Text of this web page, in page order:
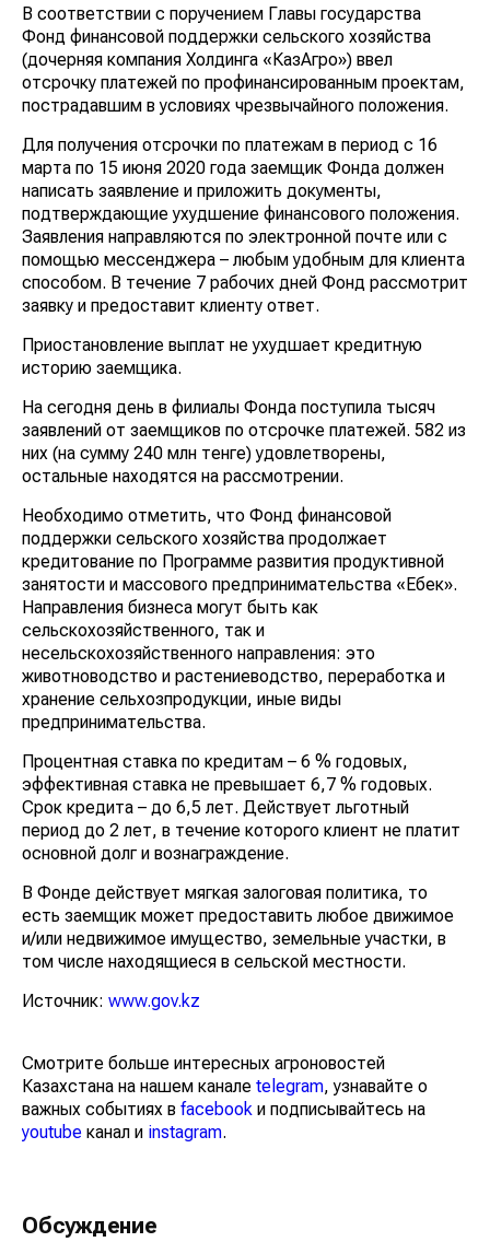
В соответствии с поручением Главы государства
Фонд финансовой поддержки сельского хозяйства
(дочерняя компания Холдинга «КазАгро») ввел
отсрочку платежей по профинансированным проектам,
пострадавшим в условиях чрезвычайного положения.
Для получения отсрочки по платежам в период с 16
марта по 15 июня 2020 года заемщик Фонда должен
написать заявление и приложить документы,
подтверждающие ухудшение финансового положения.
Заявления направляются по электронной почте или с
помощью мессенджера – любым удобным для клиента
способом. В течение 7 рабочих дней Фонд рассмотрит
заявку и предоставит клиенту ответ.
Приостановление выплат не ухудшает кредитную
историю заемщика.
На сегодня день в филиалы Фонда поступила тысяч
заявлений от заемщиков по отсрочке платежей. 582 из
них (на сумму 240 млн тенге) удовлетворены,
остальные находятся на рассмотрении.
Необходимо отметить, что Фонд финансовой
поддержки сельского хозяйства продолжает
кредитование по Программе развития продуктивной
занятости и массового предпринимательства «Еңбек».
Направления бизнеса могут быть как
сельскохозяйственного, так и
несельскохозяйственного направления: это
животноводство и растениеводство, переработка и
хранение сельхозпродукции, иные виды
предпринимательства.
Процентная ставка по кредитам – 6 % годовых,
эффективная ставка не превышает 6,7 % годовых.
Срок кредита – до 6,5 лет. Действует льготный
период до 2 лет, в течение которого клиент не платит
основной долг и вознаграждение.
В Фонде действует мягкая залоговая политика, то
есть заемщик может предоставить любое движимое
и/или недвижимое имущество, земельные участки, в
том числе находящиеся в сельской местности.
Источник: www.gov.kz
Смотрите больше интересных агроновостей
Казахстана на нашем канале telegram, узнавайте о
важных событиях в facebook и подписывайтесь на
youtube канал и instagram.
Обсуждение